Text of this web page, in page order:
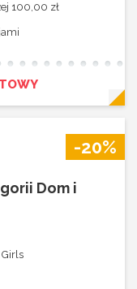
100,00 zł
-20%
Dom i